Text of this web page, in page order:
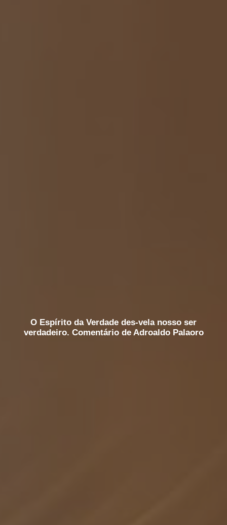
O Espírito da Verdade des-vela nosso ser
verdadeiro. Comentário de Adroaldo Palaoro